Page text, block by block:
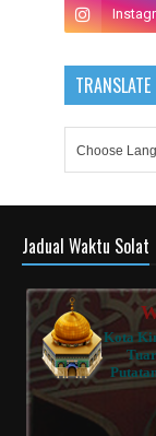
TRANSLATE
Jadual Waktu Solat